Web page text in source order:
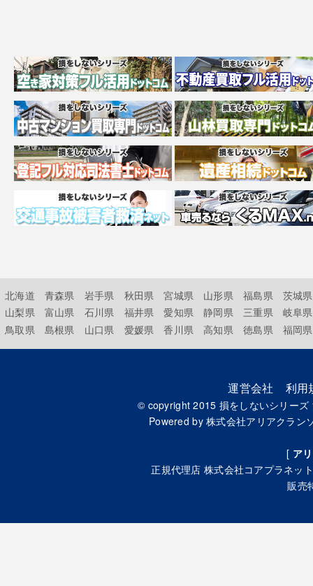
北海道 青森県 岩手県 秋田県 宮城県 山形県 福島県
茨城県
山梨県
富山県 石川県 福井県 愛知県 静岡県 三重県
岐阜県
鳥取県
島根県 山口県 愛媛県 香川県 高知県 徳島県 福岡県
運営会社 利用
© copyright 2015 損をしないシリー
Powered by株式会社アリアクラン
[ ア
正規代理店 株式会社コアプラネッ
販売